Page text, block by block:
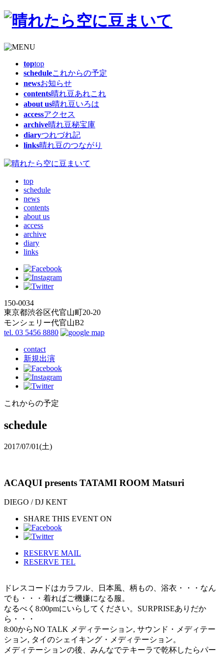
toptop
scheduleこれからの予定
newsお知らせ
contents晴れ豆あれこれ
about us晴れ豆いろは
accessアクセス
archive晴れ豆秘宝庫
diaryつれづれ記
links晴れ豆のつながり
top
schedule
news
contents
about us
access
archive
diary
links
150-0034
東京都渋谷区代官山町20-20
モンシェリー代官山B2
tel. 03 5456 8880
contact
新規出演
これからの予定
schedule
2017/07/01(土)
ACAQUI presents TATAMI ROOM Matsuri
DIEGO / DJ KENT
SHARE THIS EVENT ON
RESERVE MAIL
RESERVE TEL
ドレスコードはカラフル、日本風、柄もの、浴衣・・・なん
でも・・・着ればご機嫌になる服。
なるべく8:00pmにいらしてください。SURPRISEありだか
ら・・・
8:00からNO TALK メディテーション, サウンド・メディテー
ション, タイのシェイキング・メディテーション。
メディテーションの後、みんなでテキーラで乾杯したらパー